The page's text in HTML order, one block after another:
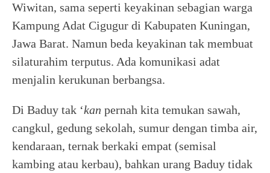
Wiwitan, sama seperti keyakinan sebagian warga
Kampung Adat Cigugur di Kabupaten Kuningan,
Jawa Barat. Namun beda keyakinan tak membuat
silaturahim terputus. Ada komunikasi adat
menjalin kerukunan berbangsa.
Di Baduy tak ‘kan pernah kita temukan sawah,
cangkul, gedung sekolah, sumur dengan timba air,
kendaraan, ternak berkaki empat (semisal
kambing atau kerbau), bahkan urang Baduy tidak